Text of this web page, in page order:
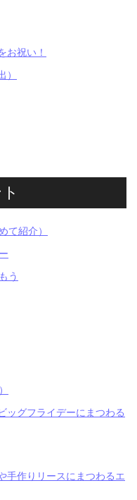
お祝い！
）
て紹介）
う
ッグフライデーにまつわる
手作りリースにまつわるエ